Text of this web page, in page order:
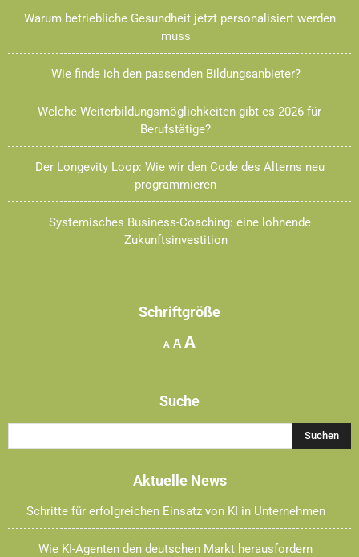
Warum betriebliche Gesundheit jetzt personalisiert werden
muss
Wie finde ich den passenden Bildungsanbieter?
Welche Weiterbildungsmöglichkeiten gibt es 2026 für
Berufstätige?
Der Longevity Loop: Wie wir den Code des Alterns neu
programmieren
Systemisches Business-Coaching: eine lohnende
Zukunftsinvestition
Schriftgröße
A Decrease
A Reset
AIncrease
Suche
Aktuelle News
Schritte für erfolgreichen Einsatz von KI in Unternehmen
Wie KI-Agenten den deutschen Markt herausfordern